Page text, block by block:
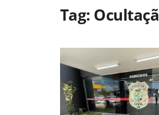
Tag: